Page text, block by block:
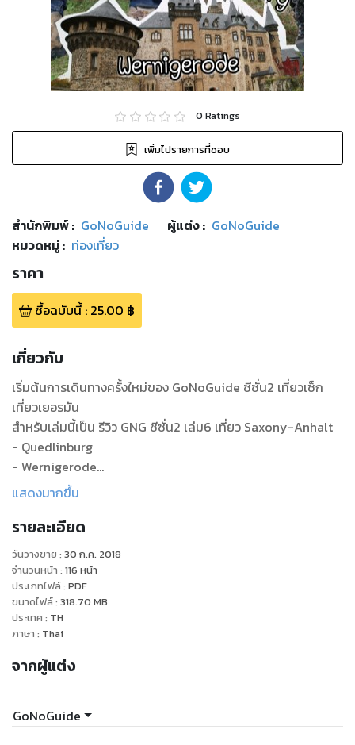
0 Ratings
เพิ่มไปรายการที่ชอบ
สำนักพิมพ์: GoNoGuide ผู้แต่ง : GoNoGuide
หมวดหมู่: ท่องเที่ยว
ราคา
ซื้อฉบับนี้: 25.00 ฿
เกี่ยวกับ
เริ่มต้นการเดินทางครั้งใหม่ของ GoNoGuide ซีซั่น2 เที่ยวเช็ก
เที่ยวเยอรมัน
สำหรับเล่มนี้เป็น รีวิว GNG ซีซั่น2 เล่ม6 เที่ยว Saxony-Anhalt
- Quedlinburg
- Wernigerode
- Magdeburg (เมืองหลวงของรัฐ Saxony-Anhalt)
รัฐ Saxony-Anhalt เป็นรัฐหนึ่งในประเทศเยอรมนี ใกล้ๆ
Dresden อาจจะโนเนมสำหรับคนส่วนใหญ่ เป็นพื้นที่ตรงนี้มีทั้ง
ธรรมชาติและปราสาทมากมาย คุ้มค่าที่จะมาพักซัก 2-3 คืน หรือ
มากกว่า ถ้าชอบประเทศเยอรมนี
- ซีซั่นนี้จะรีวิวแยกเป็นเล่ม แยกเป็นเรื่องๆนะ เพื่อความสะดวกใน
- คัดแบบเนื้อๆ นำไปใช้เป็นคู่มือตอนเที่ยวจริงได้เลย หรือจะอ่าน
แสดงมากขึ้น
รายละเอียด
วันวางขาย : 30 ก.ค. 2018
จำนวนหน้า : 116 หน้า
ประเภทไฟล์: PDF
ขนาดไฟล์: 318.70 MB
ประเทศ: TH
ภาษา : Thai
จากผู้แต่ง
GoNoGuide